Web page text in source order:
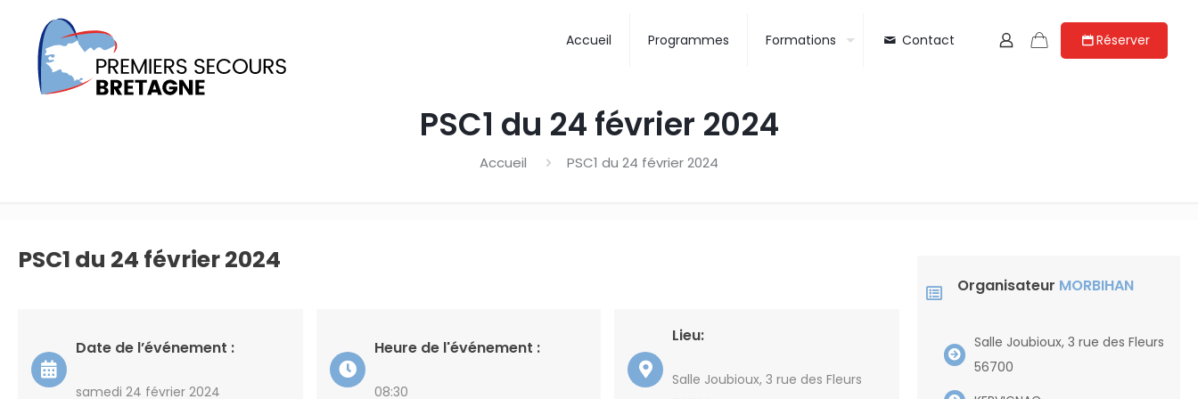
Accueil Programmes Formations Contact Réserver
PSC1 du 24 février 2024
Accueil PSC1 du 24 février 2024
PSC1 du 24 février 2024
Date de l’événement :
samedi 24 février 2024
Heure de l'événement :
08:30
Lieu:
Salle Joubioux, 3 rue des Fleurs
Organisateur MORBIHAN
Salle Joubioux, 3 rue des Fleurs
56700